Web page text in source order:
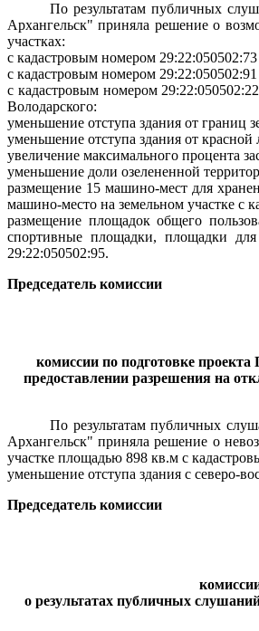
По результатам публичных
Архангельск" приняла решение о
участках:
с кадастровым номером
с кадастровым номером
с кадастровым номером
Володарского:
уменьшение отступа здания от границ
уменьшение отступа здания от
увеличение максимального процента
уменьшение доли озелененной
размещение 15 машино-мест для
машино-место на земельном участке с
размещение площадок общего
спортивные площадки, площадки
29:22:050502:95.
Председатель комиссии
комиссии по подготовке
предоставлении разрешения на
По результатам публичных
Архангельск" приняла решение о
участке площадью 898 кв.м с
уменьшение отступа здания с северо-
Председатель комиссии
о результатах публичных